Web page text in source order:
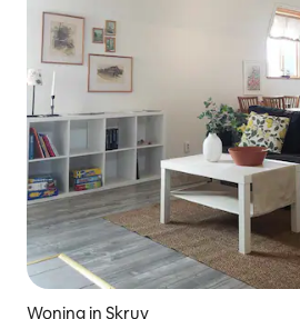
Woning in Skruv